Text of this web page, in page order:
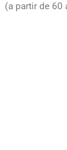
(a partir de 60